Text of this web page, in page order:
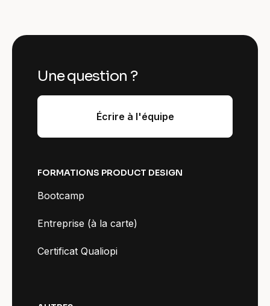
Une question ?
Écrire à l'équipe
FORMATIONS PRODUCT DESIGN
Bootcamp
Entreprise (à la carte)
Certificat Qualiopi